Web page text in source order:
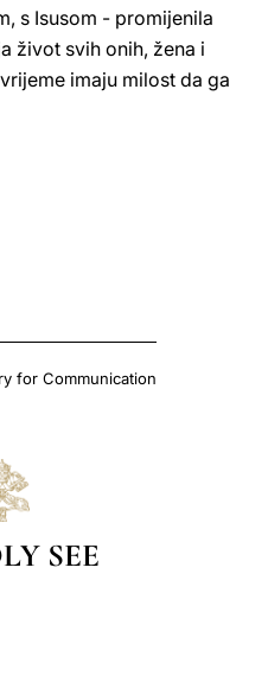
s Isusom - promijenila
život svih onih, žena i
imaju milost da ga
for Communication
SEE